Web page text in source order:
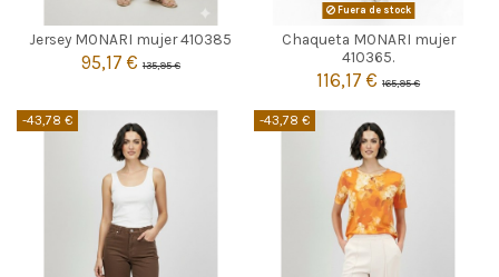
Jersey MONARI mujer 410385
95,17 €135,95 €
AZUL MARINO
42
Fuera de stock
Chaqueta MONARI mujer
410365.
116,17 €165,95 €
 Agotado
-43,78 € -43,78 €